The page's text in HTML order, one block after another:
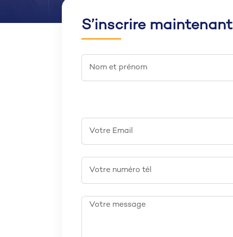
S’inscrire maintenant